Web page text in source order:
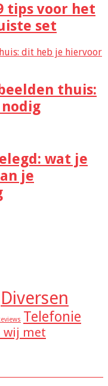
tips voor het
set
thuis:
wat je
je
Diversen
Telefonie
wij met